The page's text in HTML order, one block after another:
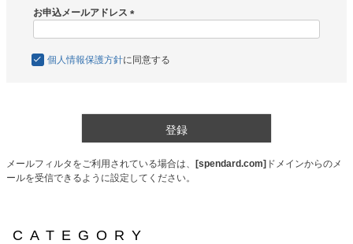
須
)
お申込メールアドレス
須
個人情報保護方針に同意する
登録
メールフィルタをご利用されている場合は、 [spendard.com] ドメインからのメ
ールを受信できるように設定してください。
CATEGORY